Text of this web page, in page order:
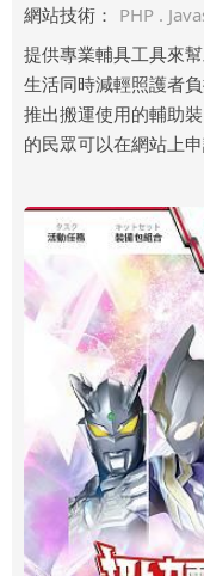
網站技術： PHP .
提供專業輔具工具來
生活同時減輕照護者
推出搬運使用的輔助
的民眾可以在網站上